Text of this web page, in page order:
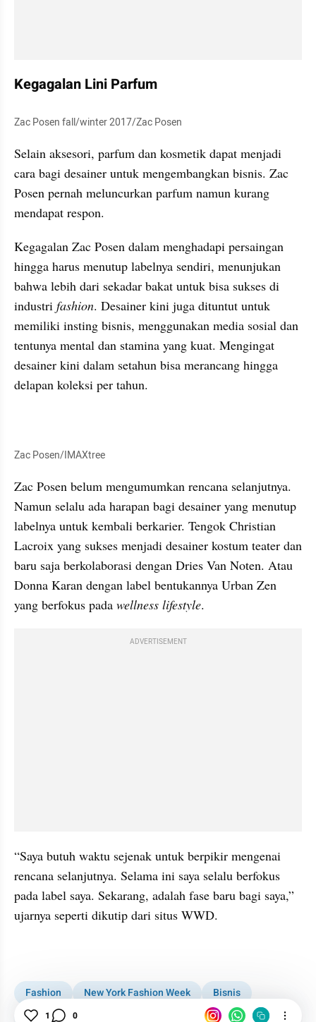
Kegagalan Lini Parfum
Zac Posen fall/winter 2017/Zac Posen
Selain aksesori, parfum dan kosmetik dapat menjadi
cara bagi desainer untuk mengembangkan bisnis. Zac
Posen pernah meluncurkan parfum namun kurang
mendapat respon.
Kegagalan Zac Posen dalam menghadapi persaingan
hingga harus menutup labelnya sendiri, menunjukan
bahwa lebih dari sekadar bakat untuk bisa sukses di
industri fashion. Desainer kini juga dituntut untuk
memiliki insting bisnis, menggunakan media sosial dan
tentunya mental dan stamina yang kuat. Mengingat
desainer kini dalam setahun bisa merancang hingga
delapan koleksi per tahun.
Zac Posen/IMAXtree
Zac Posen belum mengumumkan rencana selanjutnya.
Namun selalu ada harapan bagi desainer yang menutup
labelnya untuk kembali berkarier. Tengok Christian
Lacroix yang sukses menjadi desainer kostum teater dan
baru saja berkolaborasi dengan Dries Van Noten. Atau
Donna Karan dengan label bentukannya Urban Zen
yang berfokus pada wellness lifestyle.
ADVERTISEMENT
“Saya butuh waktu sejenak untuk berpikir mengenai
rencana selanjutnya. Selama ini saya selalu berfokus
pada label saya. Sekarang, adalah fase baru bagi saya,”
ujarnya seperti dikutip dari situs WWD.
Fashion New York Fashion Week
Bisnis
Woman
1 0